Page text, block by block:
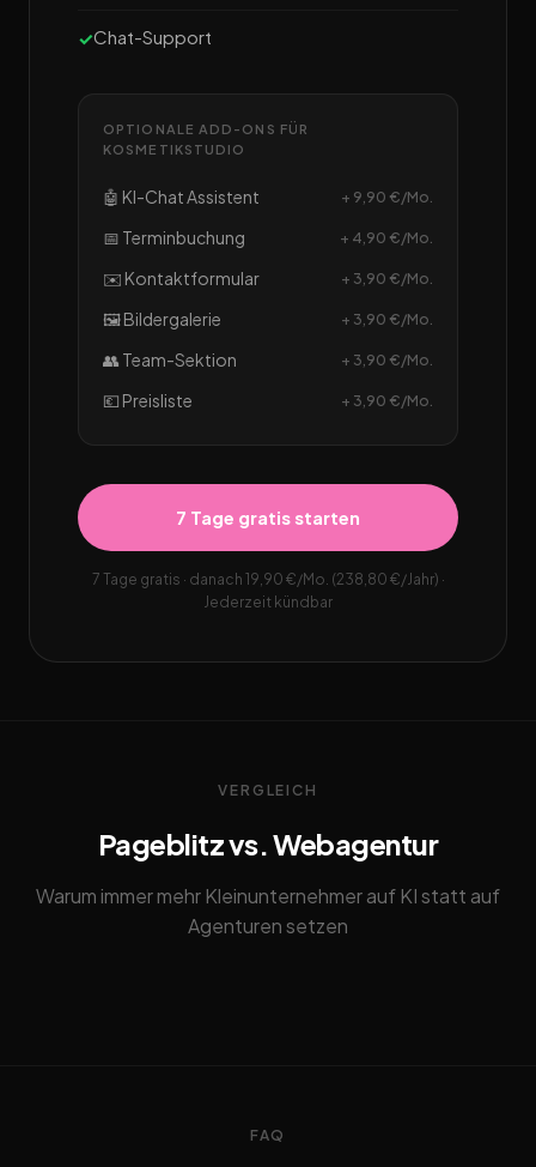
Chat-Support
OPTIONALE ADD-ONS FÜR
KOSMETIKSTUDIO
🤖 KI-Chat Assistent + 9,90 €/Mo.
📅 Terminbuchung + 4,90 €/Mo.
✉️ Kontaktformular + 3,90 €/Mo.
🖼️ Bildergalerie + 3,90 €/Mo.
👥 Team-Sektion + 3,90 €/Mo.
💶 Preisliste + 3,90 €/Mo.
7 Tage gratis starten
7 Tage gratis · danach 19,90 €/Mo. (238,80 €/Jahr) ·
Jederzeit kündbar
VERGLEICH
Pageblitz vs. Webagentur
Warum immer mehr Kleinunternehmer auf KI statt auf
Agenturen setzen
FAQ